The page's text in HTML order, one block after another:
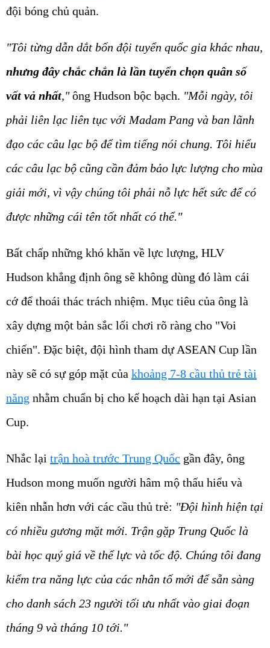
đội bóng chủ quản.
"Tôi từng dẫn dắt bốn đội tuyển quốc gia khác nhau,
nhưng đây chắc chắn là lần tuyển chọn quân số
vất vả nhất,"ông Hudson bộc bạch. "Mỗi ngày, tôi
phải liên lạc liên tục với Madam Pang và ban lãnh
đạo các câu lạc bộ để tìm tiếng nói chung. Tôi hiểu
các câu lạc bộ cũng cần đảm bảo lực lượng cho mùa
giải mới, vì vậy chúng tôi phải nỗ lực hết sức để có
được những cái tên tốt nhất có thể."
Bất chấp những khó khăn về lực lượng, HLV
Hudson khẳng định ông sẽ không dùng đó làm cái
cớ để thoái thác trách nhiệm. Mục tiêu của ông là
xây dựng một bản sắc lối chơi rõ ràng cho "Voi
chiến". Đặc biệt, đội hình tham dự ASEAN Cup lần
này sẽ có sự góp mặt của khoảng 7-8 cầu thủ trẻ tài
năng nhằm chuẩn bị cho kế hoạch dài hạn tại Asian
Cup.
Nhắc lại trận hoà trước Trung Quốc gần đây, ông
Hudson mong muốn người hâm mộ thấu hiểu và
kiên nhẫn hơn với các cầu thủ trẻ: "Đội hình hiện tại
có nhiều gương mặt mới. Trận gặp Trung Quốc là
bài học quý giá về thể lực và tốc độ. Chúng tôi đang
kiểm tra năng lực của các nhân tố mới để sẵn sàng
cho danh sách 23 người tối ưu nhất vào giai đoạn
tháng 9 và tháng 10 tới."